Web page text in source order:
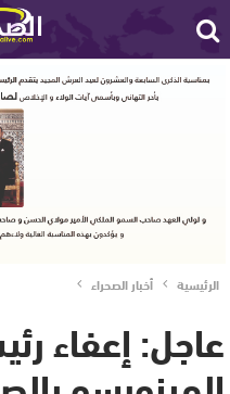
الرئيسية أخبار الصحراء
عاجل: إعفاء